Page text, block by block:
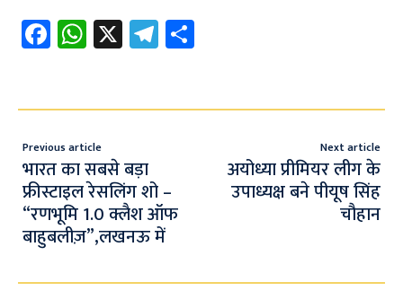
Fa
ce
o
o
k
W
h
s
A
p
p
X Te
le
a e
Previous article
भारत का सबसे बड़ा
फ्रीस्टाइल रेसलिंग शो –
“रणभूमि 1.0 क्लैश ऑफ
बाहुबलीज़”,लखनऊ में
Next article
अयोध्या प्रीमियर लीग के
उपाध्यक्ष बने पीयूष सिंह
चौहान